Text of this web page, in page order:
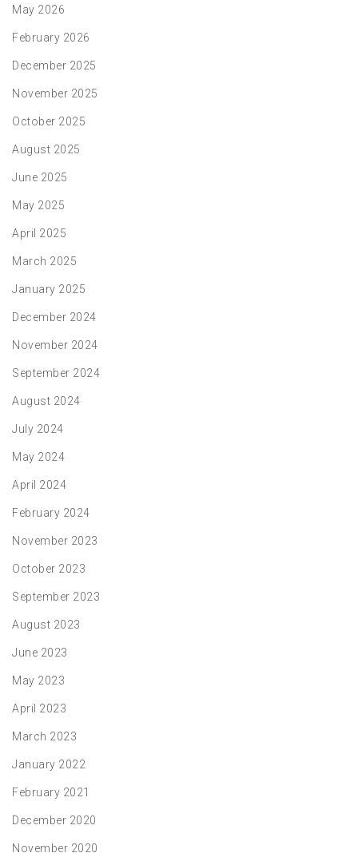
May 2026
February 2026
December 2025
November 2025
October 2025
August 2025
June 2025
May 2025
April 2025
March 2025
January 2025
December 2024
November 2024
September 2024
August 2024
July 2024
May 2024
April 2024
February 2024
November 2023
October 2023
September 2023
August 2023
June 2023
May 2023
April 2023
March 2023
January 2022
February 2021
December 2020
November 2020